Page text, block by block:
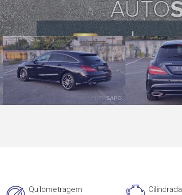
Quilometragem
Cilindrada